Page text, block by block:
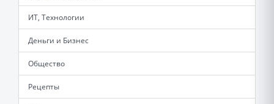
ИТ, Технологии
Деньги и Бизнес
Общество
Рецепты